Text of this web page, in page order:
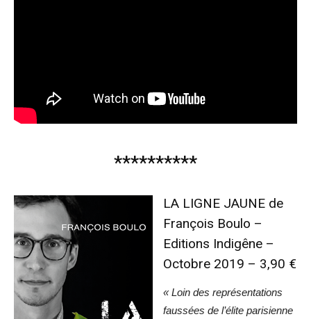
**********
LA LIGNE JAUNE de
François Boulo –
Editions Indigêne –
Octobre 2019 – 3,90 €
« Loin des représentations
faussées de l’élite parisienne